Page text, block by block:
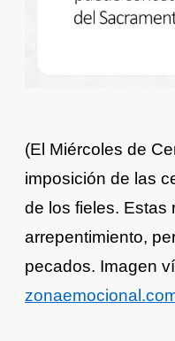
(El Miércoles de
imposición de las
de los fieles. Estas
arrepentimiento,
pecados. Imagen